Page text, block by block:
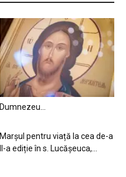
Dumnezeu…
Marșul pentru viață la cea de-a
II-a ediție în s. Lucășeuca,...